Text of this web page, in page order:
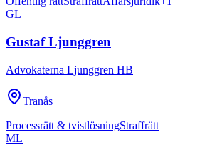
GL
Gustaf Ljunggren
Advokaterna Ljunggren HB
Tranås
Processrätt & tvistlösningStraffrätt
ML